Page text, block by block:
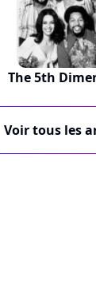
The 5th
Voir tous les